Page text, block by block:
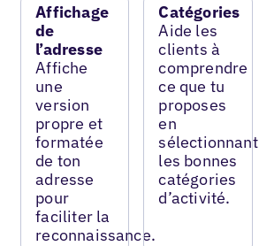
Affichage
de
l’adresse
Affiche
une
version
propre et
formatée
de ton
adresse
pour
faciliter la
reconnaissance.
Catégories
Aide les
clients à
comprendre
ce que tu
proposes
en
sélectionnant
les bonnes
catégories
d’activité.